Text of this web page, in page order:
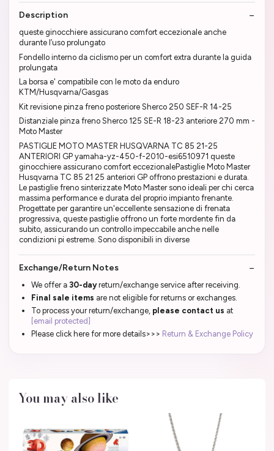
Description
queste ginocchiere assicurano comfort eccezionale anche
durante l’uso prolungato
Fondello interno da ciclismo per un comfort extra durante la guida
prolungata
La borsa e' compatibile con le moto da enduro
KTM/Husqvarna/Gasgas
Kit revisione pinza freno posteriore Sherco 250 SEF-R 14-25
Distanziale pinza freno Sherco 125 SE-R 18-23 anteriore 270 mm -
Moto Master
PASTIGLIE MOTO MASTER HUSQVARNA TC 85 21-25
ANTERIORI GP yamaha-yz-450-f-2010-esi6510971 queste
ginocchiere assicurano comfort eccezionalePastiglie Moto Master
Husqvarna TC 85 21 25 anteriori GP offrono prestazioni e durata.
Le pastiglie freno sinterizzate Moto Master sono ideali per chi cerca
massima performance e durata del proprio impianto frenante.
Progettate per garantire un'eccellente sensazione di frenata
progressiva, queste pastiglie offrono un forte mordente fin da
subito, assicurando un controllo impeccabile anche nelle
condizioni pi estreme. Sono disponibili in diverse
Exchange/Return Notes
We offer a 30-dayreturn/exchange service after receiving.
Final sale items are not eligible for returns or exchanges.
To process your return/exchange, please contact us at
[email protected]
Please click here for more details>>> Return & Exchange Policy
You may also like